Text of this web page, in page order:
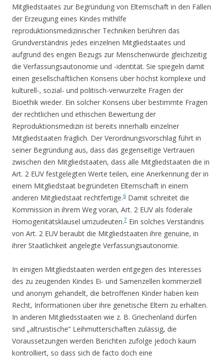
Mitgliedstaates zur Begründung von Elternschaft in den Fällen
der Erzeugung eines Kindes mithilfe
reproduktionsmedizinischer Techniken berühren das
Grundverständnis jedes einzelnen Mitgliedstaates und
aufgrund des engen Bezugs zur Menschenwürde gleichzeitig
die Verfassungsautonomie und -identität. Sie spiegeln damit
einen gesellschaftlichen Konsens über höchst komplexe und
kulturell-, sozial- und politisch-verwurzelte Fragen der
Bioethik wieder. Ein solcher Konsens über bestimmte Fragen
der rechtlichen und ethischen Bewertung der
Reproduktionsmedizin ist bereits innerhalb einzelner
Mitgliedstaaten fraglich. Der Verordnungsvorschlag führt in
seiner Begründung aus, dass das gegenseitige Vertrauen
zwischen den Mitgliedstaaten, dass alle Mitgliedstaaten die in
Art. 2 EUV festgelegten Werte teilen, eine Anerkennung der in
einem Mitgliedstaat begründeten Elternschaft in einem
anderen Mitgliedstaat rechtfertige.6 Damit schreitet die
Kommission in ihrem Weg voran, Art. 2 EUV als föderale
Homogenitätsklausel umzudeuten.7 Ein solches Verständnis
von Art. 2 EUV beraubt die Mitgliedstaaten ihre genuine, in
ihrer Staatlichkeit angelegte Verfassungsautonomie.
In einigen Mitgliedstaaten werden entgegen des Interesses
des zu zeugenden Kindes Ei- und Samenzellen kommerziell
und anonym gehandelt, die betroffenen Kinder haben kein
Recht, Informationen über ihre genetische Eltern zu erhalten.
In anderen Mitgliedsstaaten wie z. B. Griechenland dürfen
sind „altruistische“ Leihmutterschaften zulässig, die
Voraussetzungen werden Berichten zufolge jedoch kaum
kontrolliert, so dass sich de facto doch eine